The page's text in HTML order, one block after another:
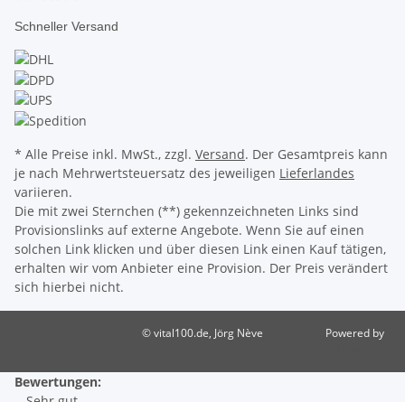
Schneller Versand
* Alle Preise inkl. MwSt., zzgl. Versand. Der Gesamtpreis kann
je nach Mehrwertsteuersatz des jeweiligen Lieferlandes
variieren.
Die mit zwei Sternchen (**) gekennzeichneten Links sind
Provisionslinks auf externe Angebote. Wenn Sie auf einen
solchen Link klicken und über diesen Link einen Kauf tätigen,
erhalten wir vom Anbieter eine Provision. Der Preis verändert
sich hierbei nicht.
© vital100.de, Jörg Nève
Powered by
Bewertungen: